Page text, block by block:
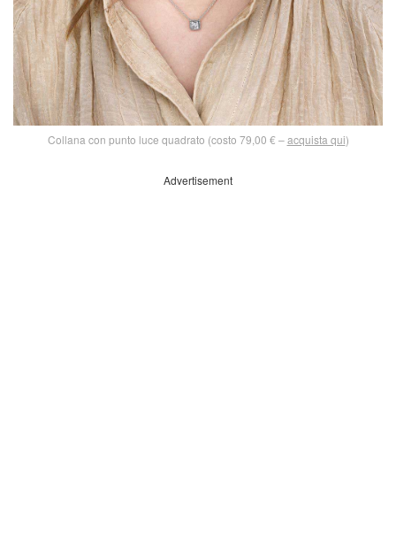
Collana con punto luce quadrato (costo 79,00 € –acquista qui)
Advertisement